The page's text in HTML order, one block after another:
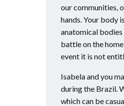
our communities,
hands. Your body
anatomical bodies
battle on the
event it is not
Isabela and you
during the Brazil.
which can be